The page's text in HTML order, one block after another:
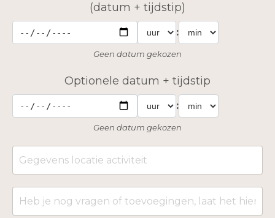
(datum + tijdstip)
:
Geen datum gekozen
Optionele datum + tijdstip
:
Geen datum gekozen